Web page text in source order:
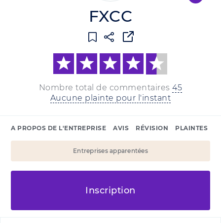
FXCC
Nombre total de commentaires 45
Aucune plainte pour l'instant
A PROPOS DE L'ENTREPRISE AVIS RÉVISION PLAINTES
Entreprises apparentées
Inscription